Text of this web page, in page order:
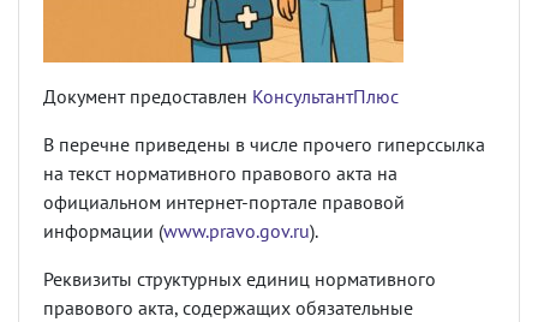
Документ предоставлен КонсультантПлюс
В перечне приведены в числе прочего гиперссылка
на текст нормативного правового акта на
официальном интернет-портале правовой
информации (www.pravo.gov.ru).
Реквизиты структурных единиц нормативного
правового акта, содержащих обязательные